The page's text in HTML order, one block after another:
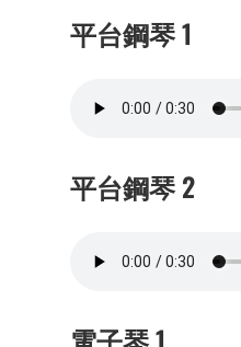
平台鋼琴 1
平台鋼琴 2
電子琴 1